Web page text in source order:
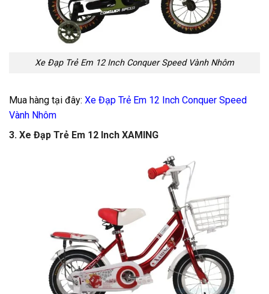
Xe Đạp Trẻ Em 12 Inch Conquer Speed Vành Nhôm
Mua hàng tại đây: Xe Đạp Trẻ Em 12 Inch Conquer Speed
Vành Nhôm
3. Xe Đạp Trẻ Em 12 Inch XAMING